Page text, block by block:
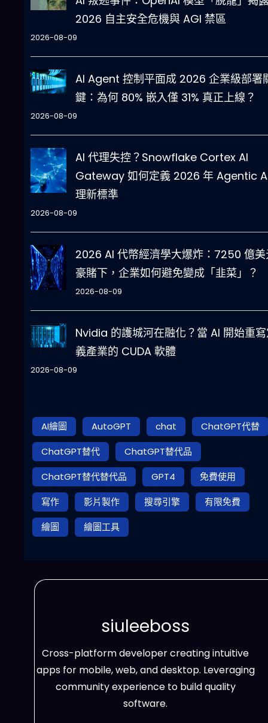
2026 自主安全危機與 AGI 禁區
2026-08-09
AI Agent 控制平面成 2026 企業級部署
鍵：為何 80% 嵌入僅 31% 真正上線？
2026-08-09
AI 代理失控？Snowflake Cortex AI
Gateway 如何定義 2026 年 Agentic
理新標準
2026-08-09
2026 AI 代幣經濟學大爆炸：7250 億美
豪賭下，企業如何避免變成「韭菜」？
2026-08-09
Nvidia 的護城河在融化？當 AI 開始重
義產業的 CUDA 軟體
2026-08-09
AI繪圖 AutoGPT chat
ChatGPT代替
ChatGPT替代
ChatGPT替代品
ChatGPT替代替代品
GPT4
免費使用
寫作
影片製作 搜尋引擎
有限免費
繪圖
繪圖工具
siuleeboss
Cross-platform developer creating intuitive
apps for mobile, web, and desktop. Leveraging
community experience to build quality
software.